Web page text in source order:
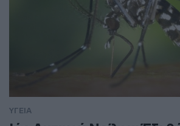
ΥΓΕΙΑ